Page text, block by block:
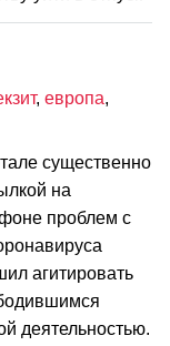
, европа,
существенно
на
проблем с
агитировать
деятельностью.